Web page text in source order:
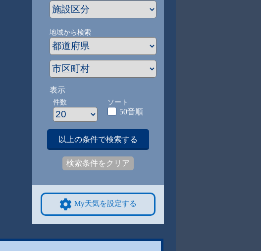
地域から検索
表示
件数 ソート
50音順
以上の条件で検索する
検索条件をクリア
My天気を設定する